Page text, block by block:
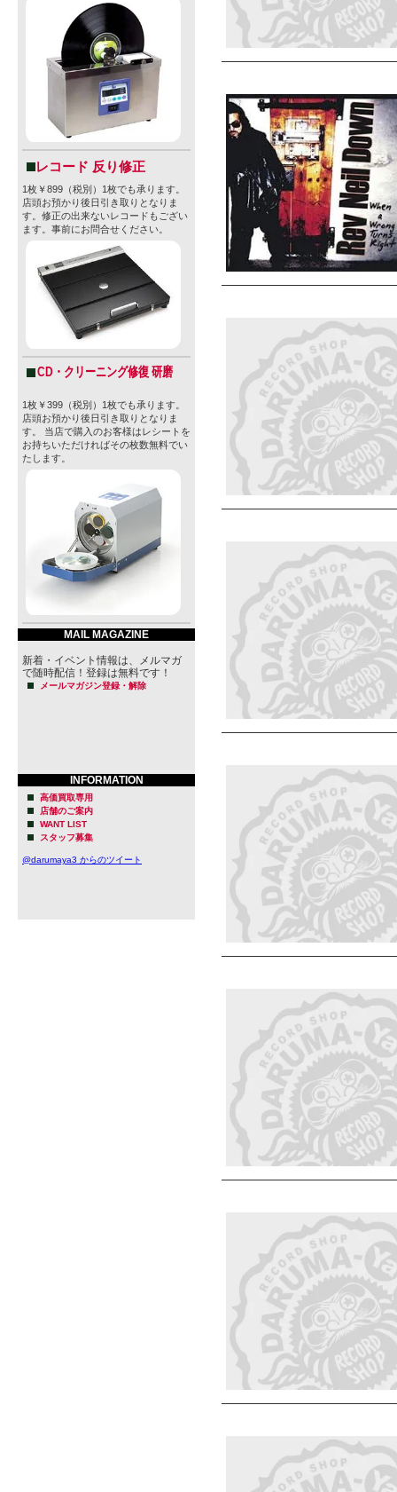
レコード 反り修正
1枚￥899（税別）1枚でも承ります。
店頭お預かり後日引き取りとなりま
す。修正の出来ないレコードもござい
ます。事前にお問合せください。
CD・クリーニング修復 研磨
1枚￥399（税別）1枚でも承ります。
店頭お預かり後日引き取りとなりま
す。 当店で購入のお客様はレシートを
お持ちいただければその枚数無料でい
たします。
MAIL MAGAZINE
新着・イベント情報は、メルマガ
で随時配信！登録は無料です！
メールマガジン登録・解除
INFORMATION
高価買取専用
店舗のご案内
WANT LIST
スタッフ募集
@darumaya3 からのツイート